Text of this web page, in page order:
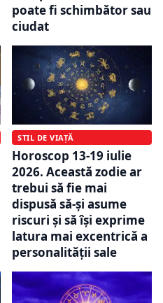
poate fi schimbător sau
ciudat
STIL DE VIAȚĂ
Horoscop 13-19 iulie
2026. Această zodie ar
trebui să fie mai
dispusă să-și asume
riscuri și să își exprime
latura mai excentrică a
personalității sale